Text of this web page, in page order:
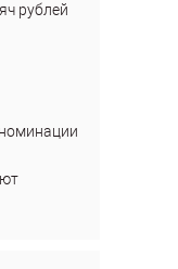
рублей